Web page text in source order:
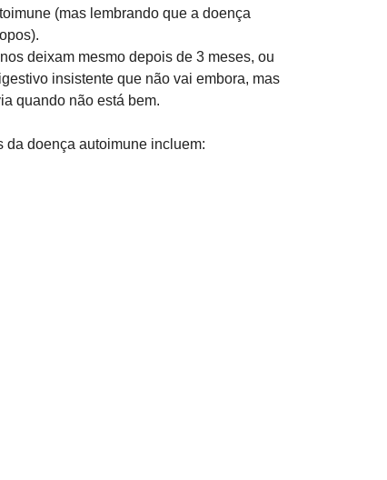
(mas lembrando que a doença
deixam mesmo depois de 3 meses, ou
insistente que não vai embora, mas
quando não está bem.
doença autoimune incluem: